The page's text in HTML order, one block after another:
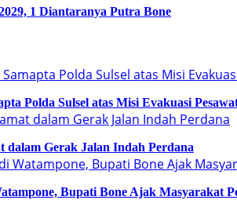
1 Diantaranya Putra Bone
Polda Sulsel atas Misi Evakuasi
Gerak Jalan Indah Perdana
Bupati Bone Ajak Masyarakat